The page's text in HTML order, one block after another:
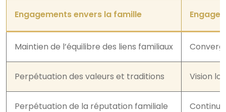
Engagements envers la famille
Maintien de l’équilibre des liens familiaux
Perpétuation des valeurs et traditions Vision
Perpétuation de la réputation familiale